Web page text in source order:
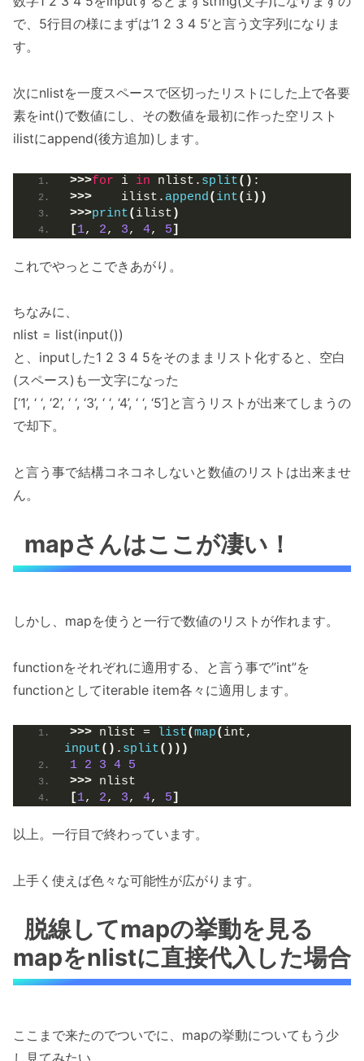
で、5行目の様にまずは’1 2 3 4 5’と言う文字列になりま
す。
次にnlistを一度スペースで区切ったリストにした上で各要
素をint()で数値にし、その数値を最初に作った空リスト
ilistにappend(後方追加)します。
>>>for i in nlist. split() :
>>>
    ilist.
append( int( i))
>>>print( ilist )
[1, 2, 3, 4, 5]
これでやっとこできあがり。
ちなみに、
nlist = list(input())
と、inputした1 2 3 4 5をそのままリスト化すると、空白
(スペース)も一文字になった
[‘1’, ‘ ‘, ‘2’, ‘ ‘, ‘3’, ‘ ‘, ‘4’, ‘ ‘, ‘5’]と言うリストが出来てしまうの
で却下。
と言う事で結構コネコネしないと数値のリストは出来ませ
ん。
mapさんはここが凄い！
しかし、mapを使うと一行で数値のリストが作れます。
functionをそれぞれに適用する、と言う事で”int”を
functionとしてiterable item各々に適用します。
>>> nlist = list(map(
input() . split()))
1 2 3 4 5
>>> nlist
[1, 2, 3, 4, 5]
以上。一行目で終わっています。
上手く使えば色々な可能性が広がります。
脱線してmapの挙動を見る
mapをnlistに直接代入した場合
ここまで来たのでついでに、mapの挙動についてもう少
し見てみたい。